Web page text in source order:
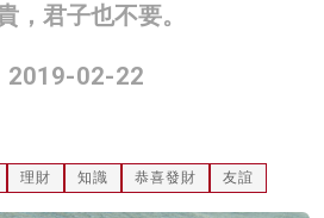
，君子也不要。
2019-02-22
理財 知識 恭喜發財 友誼